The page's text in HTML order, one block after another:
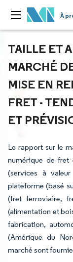
À
TAILLE ET
MARCHÉ
MISE EN
FRET -
ET
Le rapport sur le
numérique de fret
(services à
plateforme (basé
(fret ferroviaire,
(alimentation et
fabrication,
(Amérique du
marché sont